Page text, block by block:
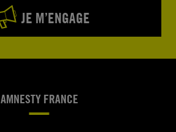
JE M’ENGAGE
AMNESTY FRANCE